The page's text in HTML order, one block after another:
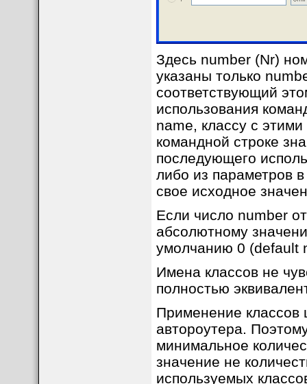
Здесь number (Nr)
указаны только
соответствующий
использования
name, классу с
командной строке
последующего
либо из параметров
свое исходное
Если число number
абсолютному
умолчанию 0 (default
Имена классов не
полностью
Применение классов
автороутера.
минимальное
значение не
используемых